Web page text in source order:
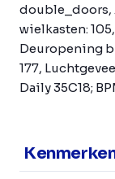
double_doors,
wielkasten:
Deuropening
177,
Daily 35C18;